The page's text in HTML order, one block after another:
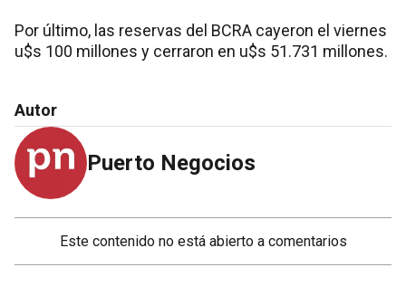
Por último, las reservas del BCRA cayeron el viernes
u$s 100 millones y cerraron en u$s 51.731 millones.
Autor
Puerto Negocios
Este contenido no está abierto a comentarios